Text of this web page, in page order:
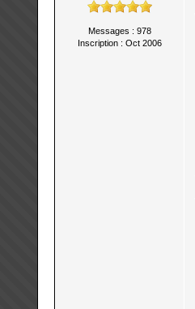
Messages : 978
Inscription : Oct 2006